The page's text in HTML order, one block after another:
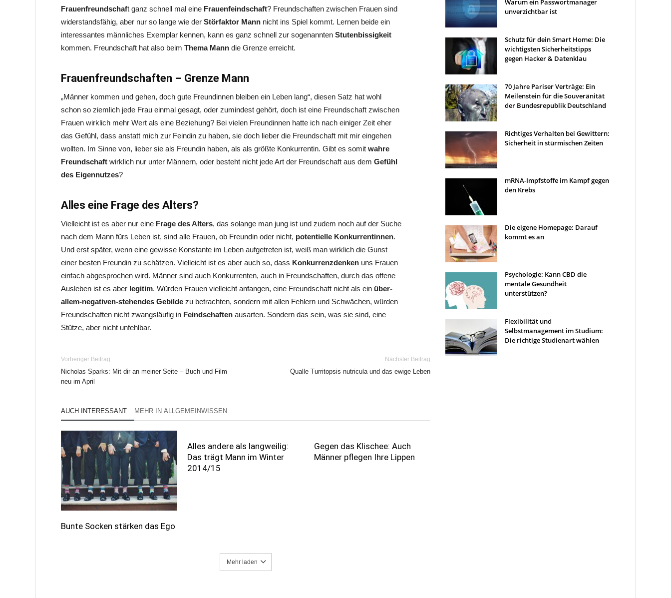
Frauenfreundschaft ganz schnell mal eine Frauenfeindschaft? Freundschaften zwischen Frauen sind
widerstandsfähig, aber nur so lange wie der Störfaktor Mann nicht ins Spiel kommt. Lernen beide ein
interessantes männliches Exemplar kennen, kann es ganz schnell zur sogenannten Stutenbissigkeit
kommen. Freundschaft hat also beim Thema Mann die Grenze erreicht.
Frauenfreundschaften – Grenze Mann
„Männer kommen und gehen, doch gute Freundinnen bleiben ein Leben lang“, diesen Satz hat wohl
schon so ziemlich jede Frau einmal gesagt, oder zumindest gehört, doch ist eine Freundschaft zwischen
Frauen wirklich mehr Wert als eine Beziehung? Bei vielen Freundinnen hatte ich nach einiger Zeit eher
das Gefühl, dass anstatt mich zur Feindin zu haben, sie doch lieber die Freundschaft mit mir eingehen
wollten. Im Sinne von, lieber sie als Freundin haben, als als größte Konkurrentin. Gibt es somit wahre
Freundschaft wirklich nur unter Männern, oder besteht nicht jede Art der Freundschaft aus dem Gefühl
des Eigennutzes?
Alles eine Frage des Alters?
Vielleicht ist es aber nur eine Frage des Alters, das solange man jung ist und zudem noch auf der Suche
nach dem Mann fürs Leben ist, sind alle Frauen, ob Freundin oder nicht, potentielle Konkurrentinnen.
Und erst später, wenn eine gewisse Konstante im Leben aufgetreten ist, weiß man wirklich die Gunst
einer besten Freundin zu schätzen. Vielleicht ist es aber auch so, dass Konkurrenzdenken uns Frauen
einfach abgesprochen wird. Männer sind auch Konkurrenten, auch in Freundschaften, durch das offene
Ausleben ist es aber legitim. Würden Frauen vielleicht anfangen, eine Freundschaft nicht als ein über-
allem-negativen-stehendes Gebilde zu betrachten, sondern mit allen Fehlern und Schwächen, würden
Freundschaften nicht zwangsläufig in Feindschaften ausarten. Sondern das sein, was sie sind, eine
Stütze, aber nicht unfehlbar.
Vorheriger Beitrag
Nicholas Sparks: Mit dir an meiner Seite – Buch und Film
neu im April
Nächster Beitrag
Qualle Turritopsis nutricula und das ewige Leben
AUCH INTERESSANT MEHR IN ALLGEMEINWISSEN
Bunte Socken stärken das Ego
Alles andere als langweilig:
Das trägt Mann im Winter
2014/15
Gegen das Klischee: Auch
Männer pflegen Ihre Lippen
Mehr laden
Warum ein Passwortmanager
unverzichtbar ist
Schutz für dein Smart Home: Die
wichtigsten Sicherheitstipps
gegen Hacker & Datenklau
70 Jahre Pariser Verträge: Ein
Meilenstein für die Souveränität
der Bundesrepublik Deutschland
Richtiges Verhalten bei Gewittern:
Sicherheit in stürmischen Zeiten
mRNA-Impfstoffe im Kampf gegen
den Krebs
Die eigene Homepage: Darauf
kommt es an
Psychologie: Kann CBD die
mentale Gesundheit
unterstützen?
Flexibilität und
Selbstmanagement im Studium:
Die richtige Studienart wählen